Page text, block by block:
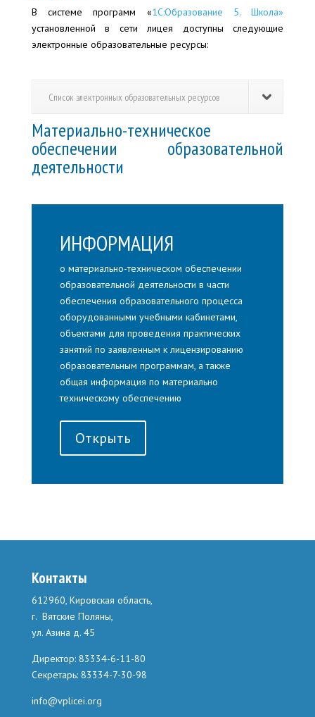
В системе программ «1С:Образование 5. Школа»
установленной в сети лицея доступны следующие
электронные образовательные ресурсы:
Список электронных образовательных ресурсов
Материально-техническое
обеспечении образовательной
деятельности
ИНФОРМАЦИЯ
о материально-техническом обеспечении
образовательной деятельности в части
обеспечения образовательного процесса
оборудованными учебными кабинетами,
объектами для проведения практических
занятий по заявленным к лицензированию
образовательным программам, а также
общая информация по материально
техническому обеспечению
Открыть
Контакты
612960, Кировская область,
г. Вятские Поляны,
ул. Азина д. 45
Директор: 83334-6-11-80
Секретарь: 83334-7-30-98
info@vplicei.org